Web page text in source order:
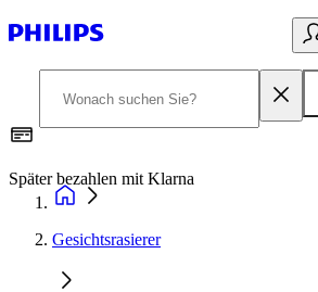
Später bezahlen mit Klarna
Gesichtsrasierer